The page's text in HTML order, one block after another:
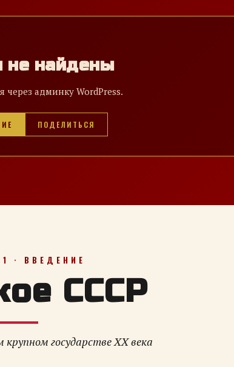
не найдены
через админку WordPress.
ПОДЕЛИТЬСЯ
· ВВЕДЕНИЕ
СССР
государстве XX века